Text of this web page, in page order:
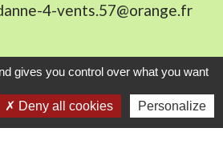
4-vents.57@orange.fr
Liens utiles
du Pays Phalsbourg
gives you control over what you want
Deny all cookies Personalize